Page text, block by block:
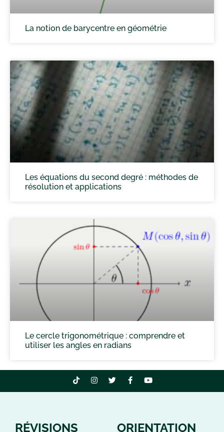
La notion de barycentre en géométrie
Les équations du second degré : méthodes de
résolution et applications
Le cercle trigonométrique : comprendre et
utiliser les angles en radians
RÉVISIONS ORIENTATION